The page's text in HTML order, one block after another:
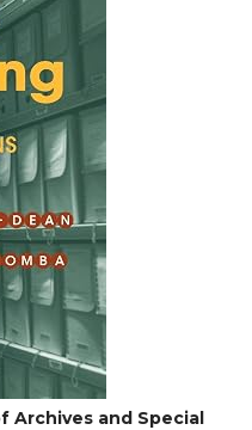
Archives and Special